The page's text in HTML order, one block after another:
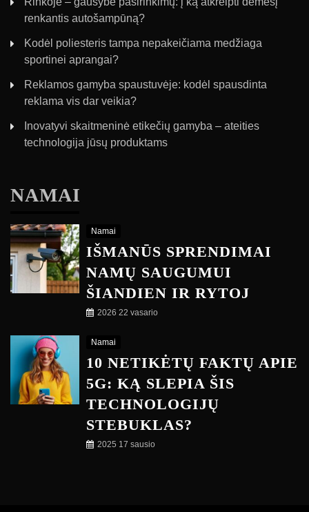
renkantis autošampūną?
Kodėl poliesteris tampa nepakeičiama medžiaga
sportinei aprangai?
Reklamos gamyba spaustuvėje: kodėl spausdinta
reklama vis dar veikia?
Inovatyvi skaitmeninė etikečių gamyba – ateities
technologija jūsų produktams
NAMAI
Namai
IŠMANŪS SPRENDIMAI
NAMŲ SAUGUMUI
ŠIANDIEN IR RYTOJ
2026 22 vasario
Namai
10 NETIKĖTŲ FAKTŲ APIE
5G: KĄ SLEPIA ŠIS
TECHNOLOGIJŲ
STEBUKLAS?
2025 17 sausio